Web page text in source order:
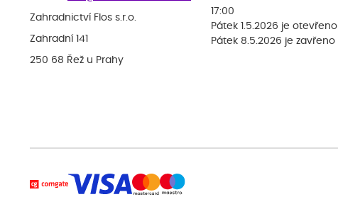
Zahradnictví Flos s.r.o.
Zahradní 141
250 68 Řež u Prahy
17:00
Pátek 1.5.2026 je otevřeno
Pátek 8.5.2026 je zavřeno